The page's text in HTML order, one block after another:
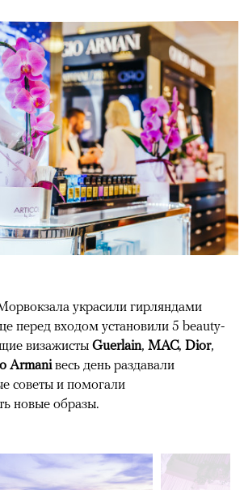
/ 00:00
украсили гирляндами
перед входом установили 5 beauty-
визажисты Guerlain, MAC, Dior,
Armaniвесь день раздавали
советы и помогали
новые образы.